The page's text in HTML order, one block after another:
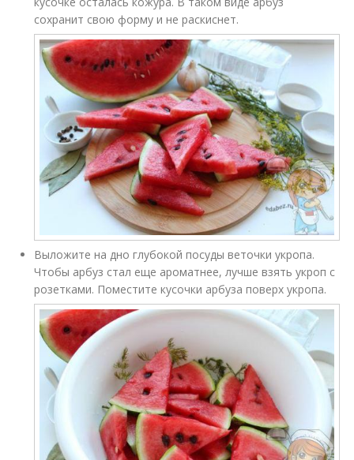
сохранит свою форму и не раскиснет.
Выложите на дно глубокой посуды веточки укропа.
Чтобы арбуз стал еще ароматнее, лучше взять укроп с
розетками. Поместите кусочки арбуза поверх укропа.